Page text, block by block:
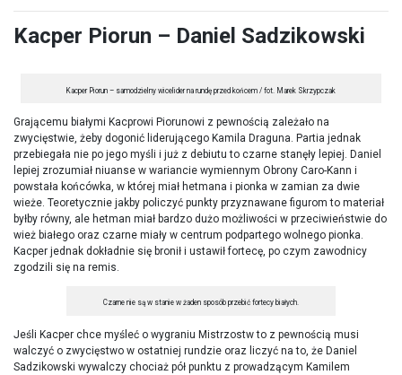
Kacper Piorun – Daniel Sadzikowski
Kacper Piorun – samodzielny wicelider na rundę przed końcem / fot. Marek Skrzypczak
Grającemu białymi Kacprowi Piorunowi z pewnością zależało na
zwycięstwie, żeby dogonić liderującego Kamila Draguna. Partia jednak
przebiegała nie po jego myśli i już z debiutu to czarne stanęły lepiej. Daniel
lepiej zrozumiał niuanse w wariancie wymiennym Obrony Caro-Kann i
powstała końcówka, w której miał hetmana i pionka w zamian za dwie
wieże. Teoretycznie jakby policzyć punkty przyznawane figurom to materiał
byłby równy, ale hetman miał bardzo dużo możliwości w przeciwieństwie do
wież białego oraz czarne miały w centrum podpartego wolnego pionka.
Kacper jednak dokładnie się bronił i ustawił fortecę, po czym zawodnicy
zgodzili się na remis.
Czarne nie są w stanie w żaden sposób przebić fortecy białych.
Jeśli Kacper chce myśleć o wygraniu Mistrzostw to z pewnością musi
walczyć o zwycięstwo w ostatniej rundzie oraz liczyć na to, że Daniel
Sadzikowski wywalczy chociaż pół punktu z prowadzącym Kamilem